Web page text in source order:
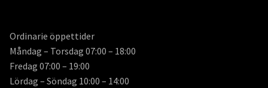
Ordinarie öppettider
Måndag – Torsdag 07:00 – 18:00
Fredag 07:00 – 19:00
Lördag – Söndag 10:00 – 14:00